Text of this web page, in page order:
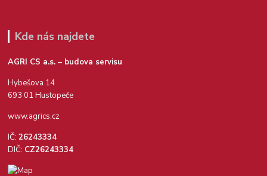
Kde nás najdete
AGRI CS a.s. – budova servisu
Hybešova 14
693 01 Hustopeče
www.agrics.cz
IČ:26243334
DIČ: CZ26243334